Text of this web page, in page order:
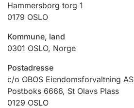
Jeger
Betaling og jegeravgiftskort
Ektepaktrettleiaren
Andre tema
Hammersborg torg 1
0179 OSLO
Kommune, land
0301 OSLO, Norge
Postadresse
c/o OBOS Eiendomsforvaltning AS
Postboks 6666, St Olavs Plass
0129 OSLO